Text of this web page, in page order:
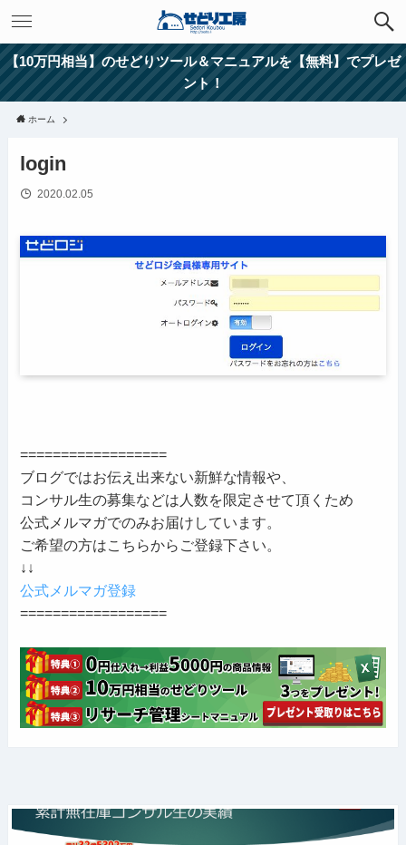
【10万円相当】のせどりツール＆マニュアルを【無料】でプレゼ
ント！
ホーム
login
2020.02.05
==================
ブログではお伝え出来ない新鮮な情報や、
コンサル生の募集などは人数を限定させて頂くため
公式メルマガでのみお届けしています。
ご希望の方はこちらからご登録下さい。
↓↓
公式メルマガ登録
==================